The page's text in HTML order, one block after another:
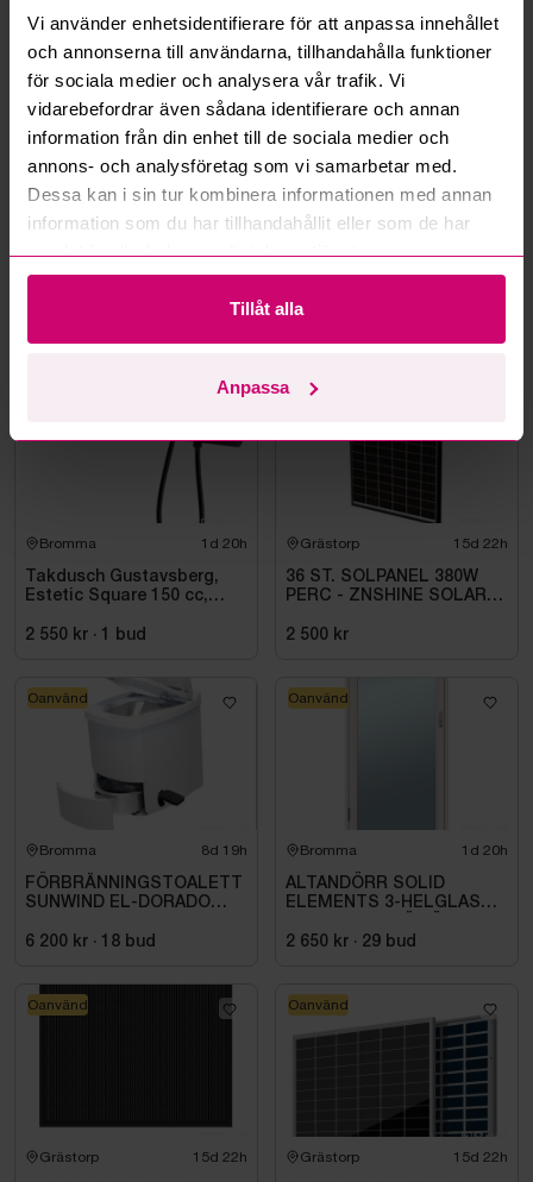
Vi använder enhetsidentifierare för att anpassa innehållet
och annonserna till användarna, tillhandahålla funktioner
för sociala medier och analysera vår trafik. Vi
vidarebefordrar även sådana identifierare och annan
information från din enhet till de sociala medier och
annons- och analysföretag som vi samarbetar med.
Dessa kan i sin tur kombinera informationen med annan
information som du har tillhandahållit eller som de har
samlat in när du har använt deras tjänster.
Tillåt alla
Anpassa
Hur fungerar budmotorn?
Kan jag ångra ett bud?
Kan ni frakta mina vunna objekt?
Läs fler frågor och svar
Mer från samma kategori
Bromma 1d 20h
Takdusch Gustavsberg,
Estetic Square 150 cc,
2 550 kr · bud
Grästorp 15d 22h
36 ST. SOLPANEL 380W
PERC - ZNSHINE SOLAR-
2 500 kr
Oanvänd
Bromma 8d 19h
FÖRBRÄNNINGSTOALETT
SUNWIND EL-DORADO
6 200 kr · 18 bud
Oanvänd
Bromma 1d 20h
ALTANDÖRR SOLID
ELEMENTS 3-HELGLAS
2 650 kr · 29 bud
Oanvänd
Grästorp 15d 22h
Oanvänd
Grästorp 15d 22h
Oanvänd